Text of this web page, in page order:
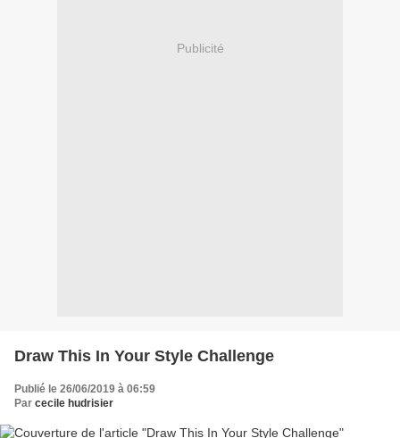
Publicité
Draw This In Your Style Challenge
Publié le 26/06/2019 à 06:59
Par cecile hudrisier